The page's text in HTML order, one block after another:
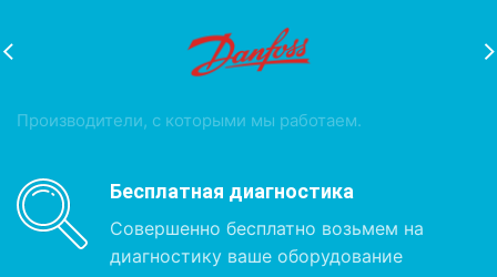
Производители, с которыми мы работаем.
Бесплатная диагностика
Совершенно бесплатно возьмем на
диагностику ваше оборудование